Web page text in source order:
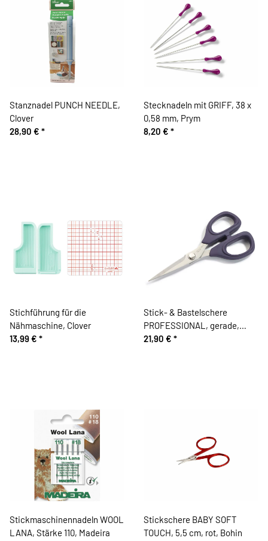
Stanznadel PUNCH NEEDLE,
Clover
28,90 € *
Stecknadeln mit GRIFF, 38 x
0,58 mm, Prym
8,20 € *
Stichführung für die
Nähmaschine, Clover
13,99 € *
Stick- & Bastelschere
PROFESSIONAL, gerade,
Prym
21,90 € *
Stickmaschinennadeln WOOL
LANA, Stärke 110, Madeira
Stickschere BABY SOFT
TOUCH, 5,5 cm, rot, Bohin